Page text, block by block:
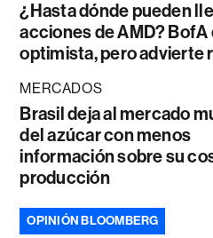
¿Hasta dónde pueden
acciones de AMD? BofA
optimista, pero advierte
MERCADOS
Brasil deja al mercado
del azúcar con menos
información sobre su
producción
OPINIÓN BLOOMBERG